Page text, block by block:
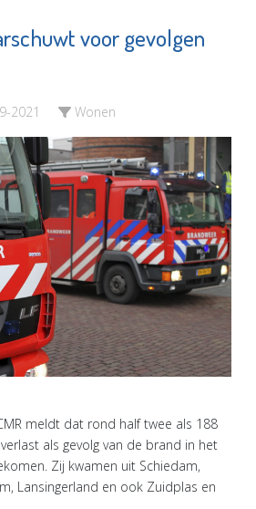
voor gevolgen
2021 Wonen
meldt dat rond half twee als 188
als gevolg van de brand in het
Zij kwamen uit Schiedam,
Lansingerland en ook Zuidplas en